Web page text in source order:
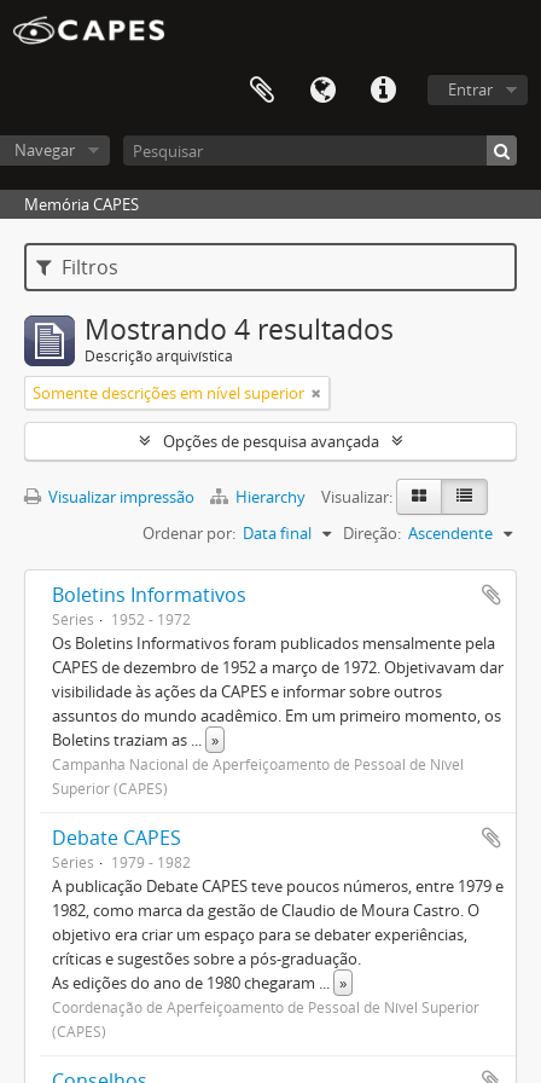
Entrar
Navegar
Memória CAPES
Filtros
Mostrando 4 resultados
Descrição arquivística
Somente descrições em nível superior
Opções de pesquisa avançada
Visualizar impressão Hierarchy
Visualizar:
Ordenar por: Data final Direção: Ascendente
Boletins Informativos
Séries 1952 - 1972
Os Boletins Informativos foram publicados mensalmente pela
CAPES de dezembro de 1952 a março de 1972. Objetivavam dar
visibilidade às ações da CAPES e informar sobre outros
assuntos do mundo acadêmico. Em um primeiro momento, os
Boletins traziam as ... »
Campanha Nacional de Aperfeiçoamento de Pessoal de Nível
Superior (CAPES)
Debate CAPES
Séries 1979 - 1982
A publicação Debate CAPES teve poucos números, entre 1979 e
1982, como marca da gestão de Claudio de Moura Castro. O
objetivo era criar um espaço para se debater experiências,
críticas e sugestões sobre a pós-graduação.
As edições do ano de 1980 chegaram ... »
Coordenação de Aperfeiçoamento de Pessoal de Nível Superior
(CAPES)